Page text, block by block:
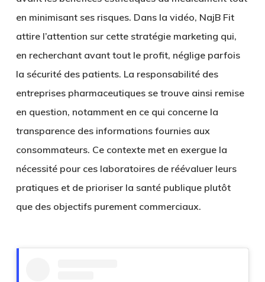
en minimisant ses risques. Dans la vidéo, NajB Fit
attire l’attention sur cette stratégie marketing qui,
en recherchant avant tout le profit, néglige parfois
la sécurité des patients. La responsabilité des
entreprises pharmaceutiques se trouve ainsi remise
en question, notamment en ce qui concerne la
transparence des informations fournies aux
consommateurs. Ce contexte met en exergue la
nécessité pour ces laboratoires de réévaluer leurs
pratiques et de prioriser la santé publique plutôt
que des objectifs purement commerciaux.